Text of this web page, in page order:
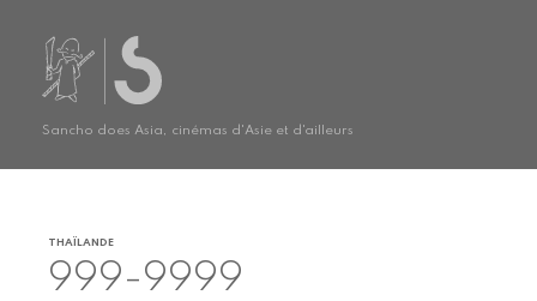
Sancho does Asia, cinémas d'Asie et d'ailleurs
THAÏLANDE
999-9999